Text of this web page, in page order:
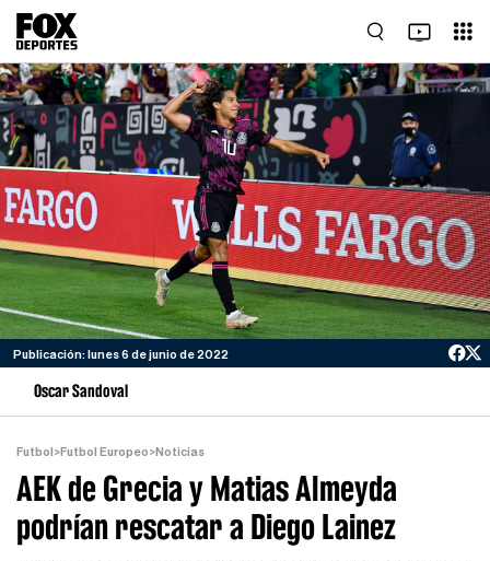
Publicación: lunes 6 de junio de 2022
Oscar Sandoval
Futbol >Futbol Europeo>Noticias
AEK de Grecia y Matias Almeyda
podrían rescatar a Diego Lainez